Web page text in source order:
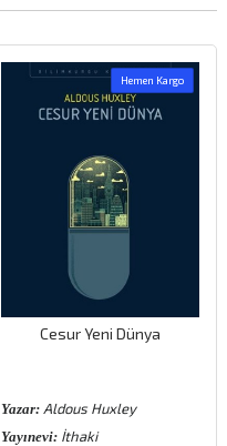
Hemen Kargo
Cesur Yeni Dünya
Yazar: Aldous Huxley
Yayınevi: İthaki